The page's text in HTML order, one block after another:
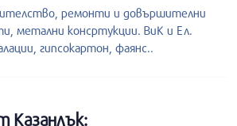
ремонти и довършителни
метални консртукции. ВиК и Ел.
гипсокартон, фаянс..
Казанлък: